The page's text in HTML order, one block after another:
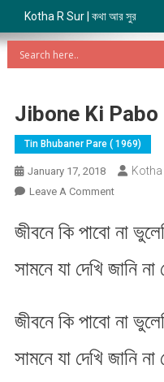
Kotha R Sur | কথা আর সুর
Jibone Ki Pabo
Tin Bhubaner Pare ( 1969)
January 17, 2018 Kotha
Leave A CommentOn
Ki
Na
কি
না
জীবনে কি পাবো না
সামনে যা দেখি জানি
জীবনে কি পাবো না
সামনে যা দেখি জানি